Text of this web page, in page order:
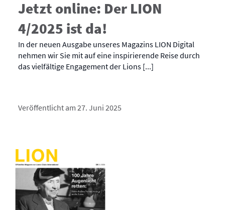
Jetzt online: Der LION
4/2025 ist da!
In der neuen Ausgabe unseres Magazins LION Digital
nehmen wir Sie mit auf eine inspirierende Reise durch
das vielfältige Engagement der Lions [...]
Veröffentlicht am 27. Juni 2025